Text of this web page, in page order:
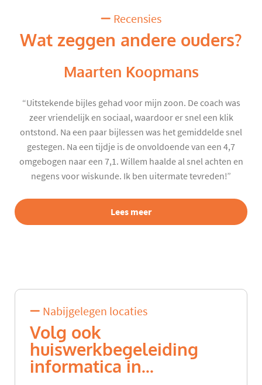
Recensies
Wat zeggen andere ouders?
Maarten Koopmans
“Uitstekende bijles gehad voor mijn zoon. De coach was
zeer vriendelijk en sociaal, waardoor er snel een klik
ontstond. Na een paar bijlessen was het gemiddelde snel
gestegen. Na een tijdje is de onvoldoende van een 4,7
omgebogen naar een 7,1. Willem haalde al snel achten en
negens voor wiskunde. Ik ben uitermate tevreden!”
Lees meer
Nabijgelegen locaties
Volg ook
huiswerkbegeleiding
informatica in...